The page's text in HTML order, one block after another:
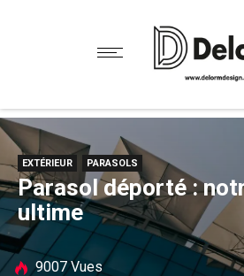
EXTÉRIEUR PARASOLS
Parasol déporté :
ultime
9007 Vues